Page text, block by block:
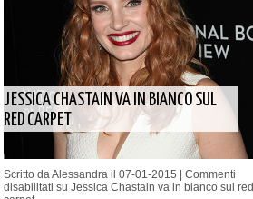
JESSICA CHASTAIN VA IN BIANCO SUL
RED CARPET
Scritto da Alessandra il 07-01-2015 | Commenti
disabilitati su Jessica Chastain va in bianco sul red